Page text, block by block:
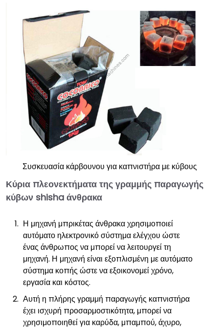
Συσκευασία κάρβουνου για καπνιστήρα με κύβους
Κύρια πλεονεκτήματα της γραμμής παραγωγής
κύβων shisha άνθρακα
Η μηχανή μπρικέτας άνθρακα χρησιμοποιεί
αυτόματο ηλεκτρονικό σύστημα ελέγχου ώστε
ένας άνθρωπος να μπορεί να λειτουργεί τη
μηχανή. Η μηχανή είναι εξοπλισμένη με αυτόματο
σύστημα κοπής ώστε να εξοικονομεί χρόνο,
εργασία και κόστος.
Αυτή η πλήρης γραμμή παραγωγής καπνιστήρα
έχει ισχυρή προσαρμοστικότητα, μπορεί να
χρησιμοποιηθεί για καρύδα, μπαμπού, άχυρο,